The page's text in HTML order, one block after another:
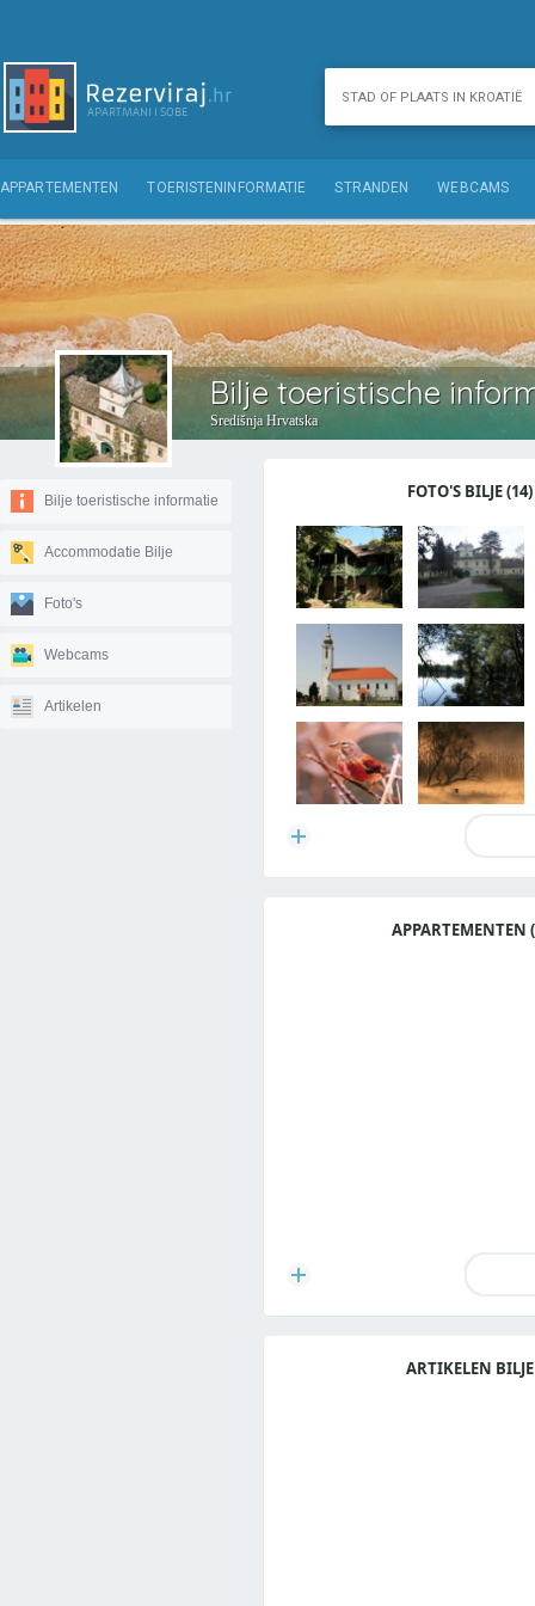
APPARTEMENTEN TOERISTENINFORMATIE STRANDEN WEBCAMS
Bilje toeristische
Središnja Hrvatska
Bilje toeristische informatie
Accommodatie Bilje
Foto's
Webcams
Artikelen
FOTO'S BILJE (14)
APPARTEMENTEN
ARTIKELEN BILJE